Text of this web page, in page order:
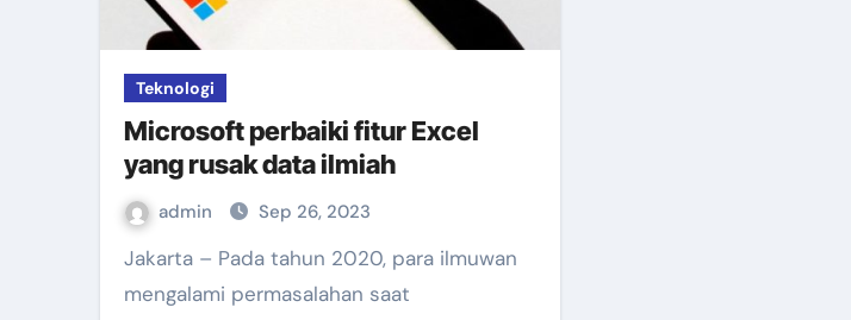
Teknologi
Microsoft perbaiki fitur Excel
yang rusak data ilmiah
admin Sep 26, 2023
Jakarta – Pada tahun 2020, para ilmuwan
mengalami permasalahan saat